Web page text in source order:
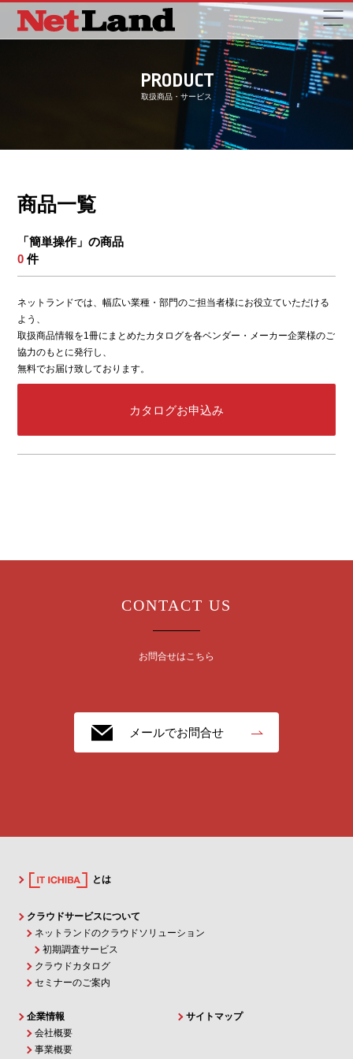
PRODUCT
取扱商品・サービス
商品一覧
「簡単操作」の商品
0 件
ネットランドでは、幅広い業種・部門のご担当者様にお役立ていただける
よう、
取扱商品情報を1冊にまとめたカタログを各ベンダー・メーカー企業様のご
協力のもとに発行し、
無料でお届け致しております。
カタログお申込み
CONTACT US
お問合せはこちら
メールでお問合せ
とは
クラウドサービスについて
ネットランドのクラウドソリューション
初期調査サービス
クラウドカタログ
セミナーのご案内
企業情報
会社概要
事業概要
サイトマップ